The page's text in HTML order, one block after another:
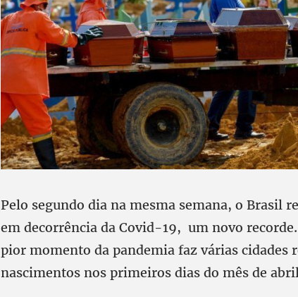
Pelo segundo dia na mesma semana, o Brasil
em decorrência da Covid-19, um novo
pior momento da pandemia faz várias
nascimentos nos primeiros dias do mês de